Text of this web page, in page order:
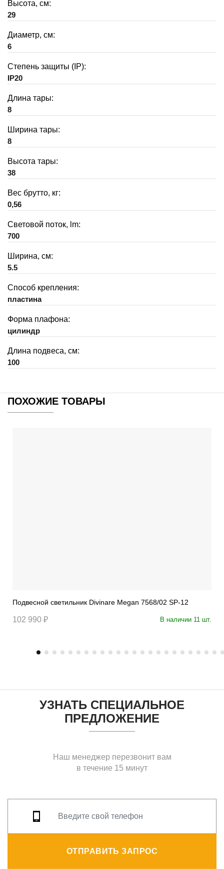
Высота, см:
29
Диаметр, см:
6
Степень защиты (IP):
IP20
Длина тары:
8
Ширина тары:
8
Высота тары:
38
Вес брутто, кг:
0,56
Световой поток, lm:
700
Ширина, см:
5.5
Способ крепления:
пластина
Форма плафона:
цилиндр
Длина подвеса, см:
100
ПОХОЖИЕ ТОВАРЫ
Подвесной светильник Divinare Megan 7568/02 SP-12
102 990 ₽ В наличии 11 шт.
УЗНАТЬ СПЕЦИАЛЬНОЕ
ПРЕДЛОЖЕНИЕ
Наш менеджер перезвонит вам
в течение 15 минут
ОТПРАВИТЬ ЗАПРОС